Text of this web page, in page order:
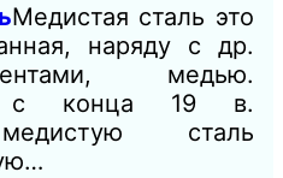
Медистая сталь это
наряду с др.
медью.
с конца 19 в.
сталь